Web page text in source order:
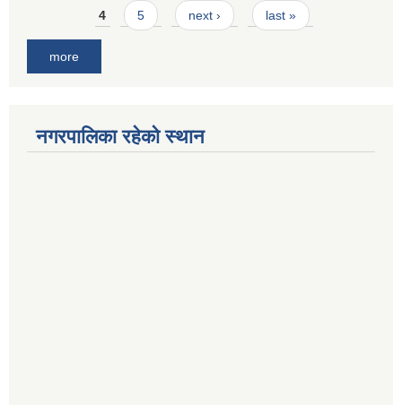
4 5 next › last »
more
नगरपालिका रहेको स्थान